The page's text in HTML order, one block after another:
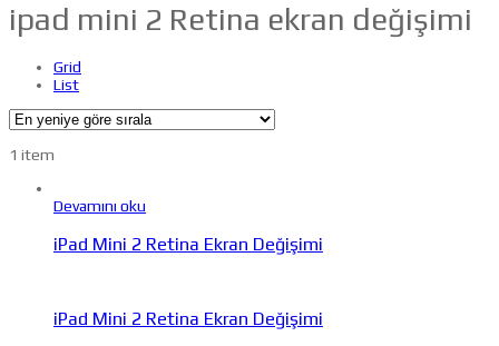
ipad mini 2 Retina ekran değişimi
Grid
List
1 item
Devamını oku
iPad Mini 2 Retina Ekran Değişimi
iPad Mini 2 Retina Ekran Değişimi